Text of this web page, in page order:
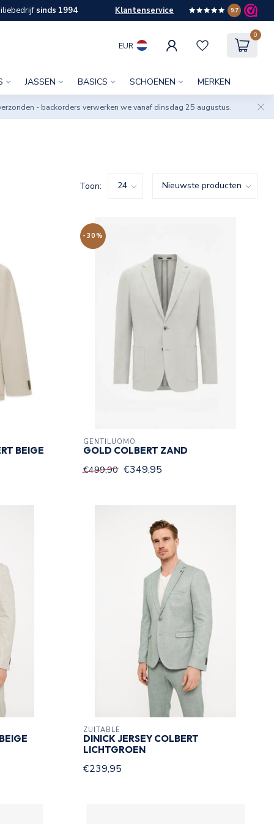
sinds 1994 Klantenservice 9.7
EUR
0
JASSEN BASICS SCHOENEN MERKEN
- backorders verwerken we vanaf dinsdag 25 augustus.
Toon:
BEIGE
-30%
GENTILUOMO
GOLD COLBERT ZAND
€499,90 €349,95
ZUITABLE
DINICK JERSEY COLBERT
LICHTGROEN
€239,95